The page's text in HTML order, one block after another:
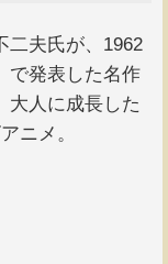
夫氏が、1962
で発表した名作
大人に成長した
ニメ。